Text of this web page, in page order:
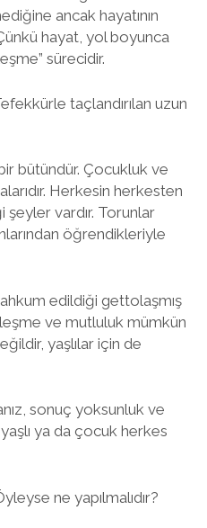
ancak hayatının
hayat, yol boyunca
sürecidir.
taçlandırılan uzun
bütündür. Çocukluk ve
Herkesin herkesten
vardır. Torunlar
öğrendikleriyle
edildiği gettolaşmış
ve mutluluk mümkün
yaşlılar için de
sonuç yoksunluk ve
ya da çocuk herkes
ne yapılmalıdır?